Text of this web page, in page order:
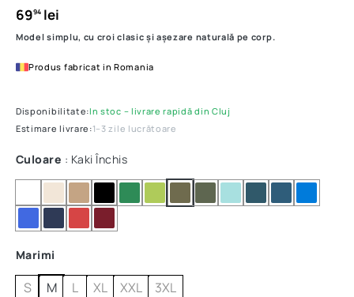
6994lei
Model simplu, cu croi clasic și așezare naturală pe corp.
Produs fabricat in Romania
Disponibilitate:In stoc – livrare rapidă din Cluj
Estimare livrare:1–3 zile lucrătoare
Culoare : Kaki Închis
Marimi
S M L XL XXL 3XL